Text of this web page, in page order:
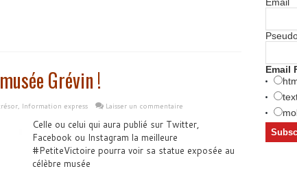
Grévin !
, Information express Laisser un commentaire
Celle ou celui qui aura publié sur Twitter,
Facebook ou Instagram la meilleure
#PetiteVictoire pourra voir sa statue exposée au
célèbre musée
Email